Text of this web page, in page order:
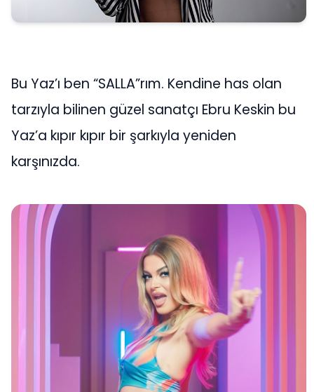
Bu Yaz’ı ben “SALLA”rım. Kendine has olan
tarzıyla bilinen güzel sanatçı Ebru Keskin bu
Yaz’a kıpır kıpır bir şarkıyla yeniden
karşınızda.